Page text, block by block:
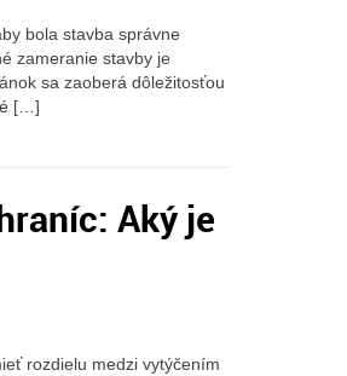
bola stavba správne
zameranie stavby je
sa zaoberá dôležitosťou
[…]
Aký je
rozdielu medzi vytýčením